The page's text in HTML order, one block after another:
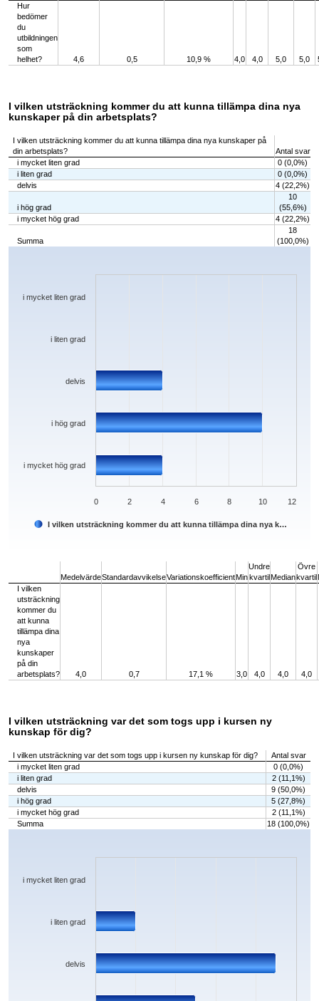
Hur
bedömer
du
utbildningen
som
helhet?
4,6 0,5 10,9 % 4,0 4,0 5,0 5,0
I vilken utsträckning kommer du att kunna tillämpa dina nya
kunskaper på din arbetsplats?
I vilken utsträckning kommer du att kunna tillämpa dina nya kunskaper på
din arbetsplats?
Antal svar
i mycket liten grad
0 (0,0%)
i liten grad
0 (0,0%)
delvis
4 (22,2%)
i hög grad
10
(55,6%)
i mycket hög grad
4 (22,2%)
Summa
18
(100,0%)
Chart
The chart has 1 X axis displaying categories.
I vilken utsträckning kommer du att kunna tillämpa dina nya k…
i mycket hög grad
i hög grad
delvis
i liten grad
i mycket liten grad
0 2 4 6 8 10 12
MedelvärdeStandardavvikelseVariationskoefficientMin
Undre
kvartilMedian
Övre
kvartil
I vilken
utsträckning
kommer du
att kunna
tillämpa dina
nya
kunskaper
på din
arbetsplats?
4,0 0,7 17,1 % 3,0 4,0 4,0 4,0
I vilken utsträckning var det som togs upp i kursen ny
kunskap för dig?
I vilken utsträckning var det som togs upp i kursen ny kunskap för dig?
Antal svar
i mycket liten grad
0 (0,0%)
i liten grad
2 (11,1%)
delvis
9 (50,0%)
i hög grad
5 (27,8%)
i mycket hög grad
2 (11,1%)
Summa
18 (100,0%)
Chart
The chart has 1 X axis displaying categories.
delvis
i liten grad
i mycket liten grad